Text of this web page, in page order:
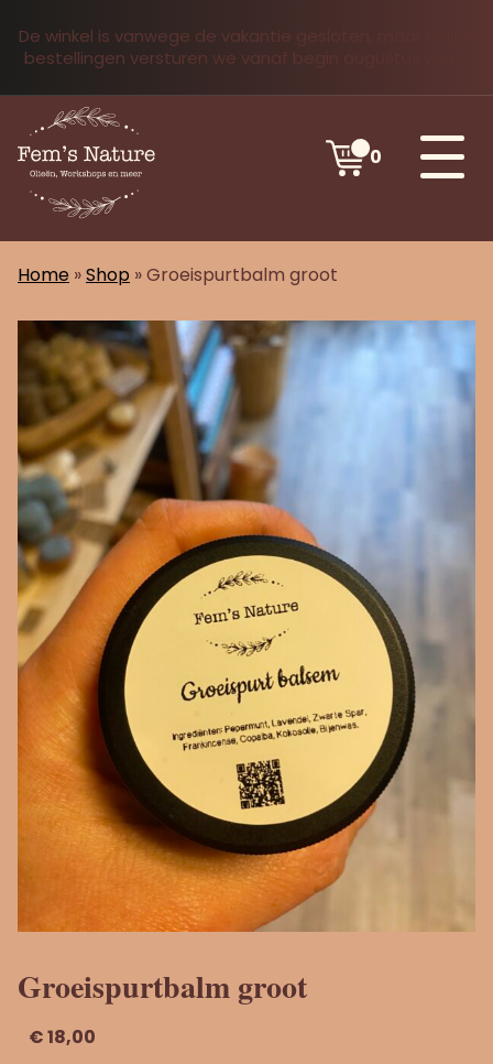
De winkel is vanwege de vakantie gesloten, maar online
bestellingen versturen we vanaf begin augustus weer.
0
Home »Shop »Groeispurtbalm groot
Groeispurtbalm groot
€18,00